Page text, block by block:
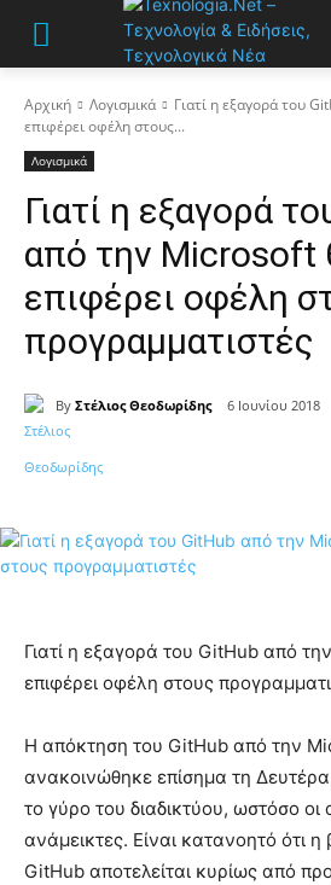
Αρχική Λογισμικά
Γιατί η εξαγορά του
επιφέρει οφέλη στους...
Λογισμικά
Γιατί η εξαγορά
από την Microsoft
επιφέρει οφέλη
προγραμματιστές
By Στέλιος Θεοδωρίδης 6 Ιουνίου 2018
Γιατί η εξαγορά του GitHub από
επιφέρει οφέλη στους
Η απόκτηση του GitHub από την
ανακοινώθηκε επίσημα τη
το γύρο του διαδικτύου, ωστόσο οι
ανάμεικτες. Είναι κατανοητό ότι
GitHub αποτελείται κυρίως από